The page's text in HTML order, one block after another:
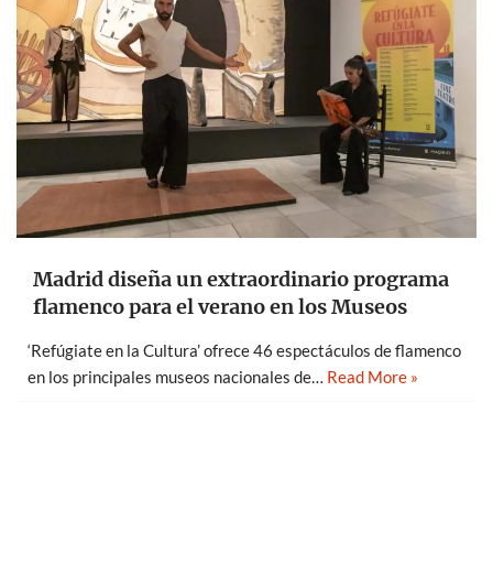
Madrid diseña un extraordinario programa
flamenco para el verano en los Museos
‘Refúgiate en la Cultura’ ofrece 46 espectáculos de flamenco
en los principales museos nacionales de… Read More »